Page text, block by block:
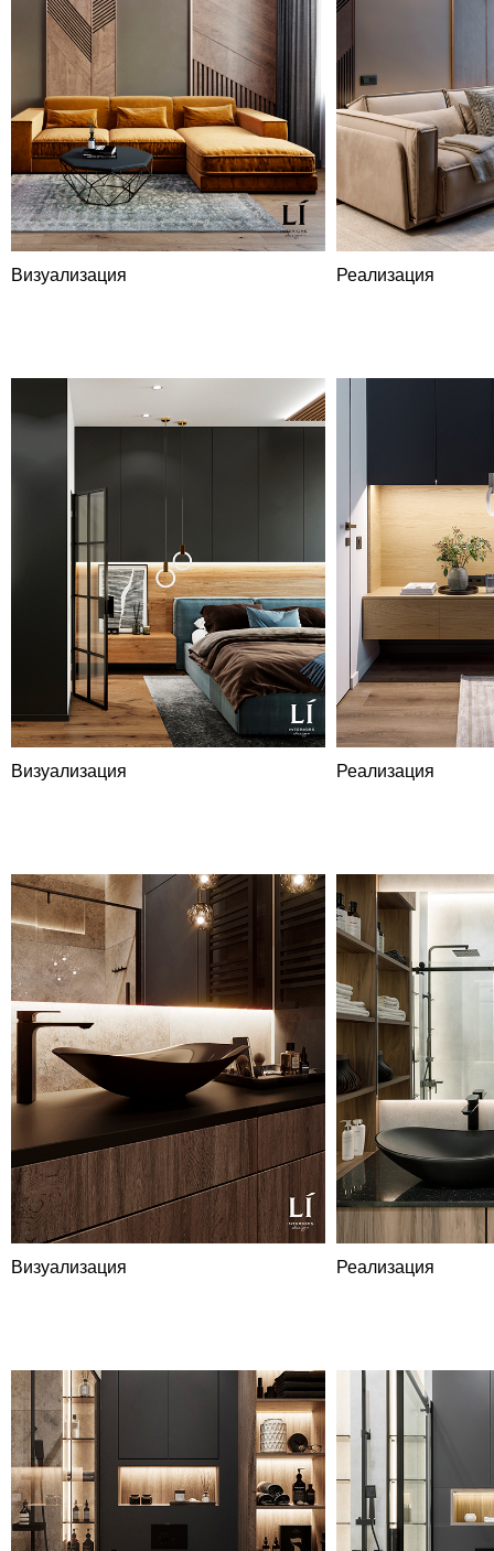
Визуализация Реализация
Визуализация Реализация
Визуализация Реализация